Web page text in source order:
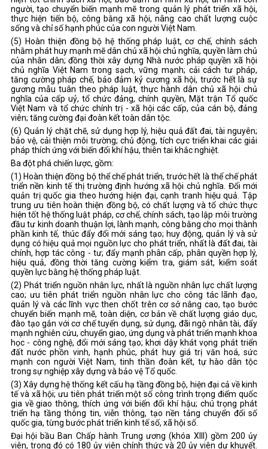
người, tạo chuyển biến mạnh mẽ trong quản lý phát triển xã hội,
thực hiện tiến bộ, công bằng xã hội, nâng cao chất lượng cuộc
sống và chỉ số hạnh phúc của con người Việt Nam.
(5) Hoàn thiện đồng bộ hệ thống pháp luật, cơ chế, chính sách
nhằm phát huy mạnh mẽ dân chủ xã hội chủ nghĩa, quyền làm chủ
của nhân dân; đồng thời xây dựng Nhà nước pháp quyền xã hội
chủ nghĩa Việt Nam trong sạch, vững mạnh; cải cách tư pháp,
tăng cường pháp chế, bảo đảm kỷ cương xã hội, trước hết là sự
gương mẫu tuân theo pháp luật, thực hành dân chủ xã hội chủ
nghĩa của cấp uỷ, tổ chức đảng, chính quyền, Mặt trận Tổ quốc
Việt Nam và tổ chức chính trị - xã hội các cấp, của cán bộ, đảng
viên; tăng cường đại đoàn kết toàn dân tộc.
(6) Quản lý chặt chẽ, sử dụng hợp lý, hiệu quả đất đai, tài nguyên;
bảo vệ, cải thiện môi trường; chủ động, tích cực triển khai các giải
pháp thích ứng với biến đổi khí hậu, thiên tai khắc nghiệt.
Ba đột phá chiến lược, gồm:
(1) Hoàn thiện đồng bộ thể chế phát triển, trước hết là thể chế phát
triển nền kinh tế thị trường định hướng xã hội chủ nghĩa. Đổi mới
quản trị quốc gia theo hướng hiện đại, cạnh tranh hiệu quả. Tập
trung ưu tiên hoàn thiện đồng bộ, có chất lượng và tổ chức thực
hiện tốt hệ thống luật pháp, cơ chế, chính sách, tạo lập môi trường
đầu tư kinh doanh thuận lợi, lành mạnh, công bằng cho mọi thành
phần kinh tế, thúc đẩy đổi mới sáng tạo; huy động, quản lý và sử
dụng có hiệu quả mọi nguồn lực cho phát triển, nhất là đất đai, tài
chính, hợp tác công - tư; đẩy mạnh phân cấp, phân quyền hợp lý,
hiệu quả, đồng thời tăng cường kiểm tra, giám sát, kiểm soát
quyền lực bằng hệ thống pháp luật.
(2) Phát triển nguồn nhân lực, nhất là nguồn nhân lực chất lượng
cao; ưu tiên phát triển nguồn nhân lực cho công tác lãnh đạo,
quản lý và các lĩnh vực then chốt trên cơ sở nâng cao, tạo bước
chuyển biến mạnh mẽ, toàn diện, cơ bản về chất lượng giáo dục,
đào tạo gắn với cơ chế tuyển dụng, sử dụng, đãi ngộ nhân tài, đẩy
mạnh nghiên cứu, chuyển giao, ứng dụng và phát triển mạnh khoa
học - công nghệ, đổi mới sáng tạo; khơi dậy khát vọng phát triển
đất nước phồn vinh, hạnh phúc, phát huy giá trị văn hoá, sức
mạnh con người Việt Nam, tinh thần đoàn kết, tự hào dân tộc
trong sự nghiệp xây dựng và bảo vệ Tổ quốc.
(3) Xây dựng hệ thống kết cấu hạ tầng đồng bộ, hiện đại cả về kinh
tế và xã hội; ưu tiên phát triển một số công trình trọng điểm quốc
gia về giao thông, thích ứng với biến đổi khí hậu; chú trọng phát
triển hạ tầng thông tin, viễn thông, tạo nền tảng chuyển đổi số
quốc gia, từng bước phát triển kinh tế số, xã hội số.
Đại hội bầu Ban Chấp hành Trung ương (khóa XIII) gồm 200 ủy
viên, trong đó có 180 ủy viên chính thức và 20 ủy viên dự khuyết.